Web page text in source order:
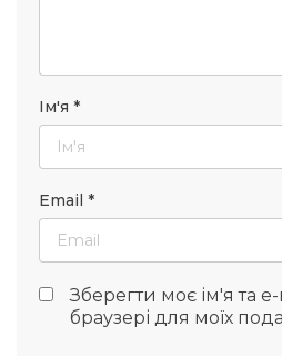
Ім'я *
Email *
Зберегти моє ім'я та
браузері для моїх